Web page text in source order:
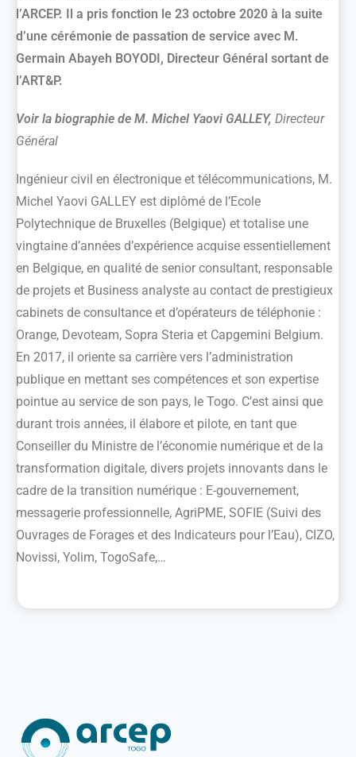
l’ARCEP. Il a pris fonction le 23 octobre 2020 à la suite
d’une cérémonie de passation de service avec M.
Germain Abayeh BOYODI, Directeur Général sortant de
l’ART&P.
Voir la biographie de M. Michel Yaovi GALLEY, Directeur
Général
Ingénieur civil en électronique et télécommunications, M.
Michel Yaovi GALLEY est diplômé de l’Ecole
Polytechnique de Bruxelles (Belgique) et totalise une
vingtaine d’années d’expérience acquise essentiellement
en Belgique, en qualité de senior consultant, responsable
de projets et Business analyste au contact de prestigieux
cabinets de consultance et d’opérateurs de téléphonie :
Orange, Devoteam, Sopra Steria et Capgemini Belgium.
En 2017, il oriente sa carrière vers l’administration
publique en mettant ses compétences et son expertise
pointue au service de son pays, le Togo. C’est ainsi que
durant trois années, il élabore et pilote, en tant que
Conseiller du Ministre de l’économie numérique et de la
transformation digitale, divers projets innovants dans le
cadre de la transition numérique : E-gouvernement,
messagerie professionnelle, AgriPME, SOFIE (Suivi des
Ouvrages de Forages et des Indicateurs pour l’Eau), CIZO,
Novissi, Yolim, TogoSafe,…